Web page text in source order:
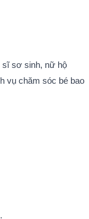
sĩ sơ sinh, nữ hộ
vụ chăm sóc bé bao